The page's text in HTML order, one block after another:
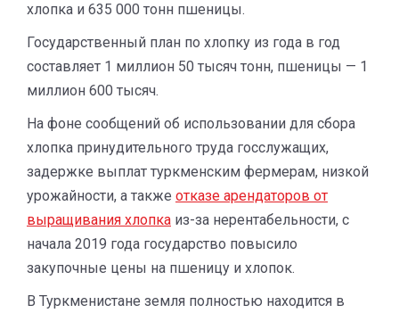
хлопка и 635 000 тонн пшеницы.
Государственный план по хлопку из года в год
составляет 1 миллион 50 тысяч тонн, пшеницы — 1
миллион 600 тысяч.
На фоне сообщений об использовании для сбора
хлопка принудительного труда госслужащих,
задержке выплат туркменским фермерам, низкой
урожайности, а также отказе арендаторов от
выращивания хлопка из-за нерентабельности, с
начала 2019 года государство повысило
закупочные цены на пшеницу и хлопок.
В Туркменистане земля полностью находится в